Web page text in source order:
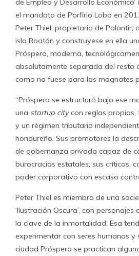
de Empleo y Desarrollo Económico’
el mandato de Porfirio Lobo en
Peter Thiel, propietario de Palantir,
isla Roatán y construyese en ella
Próspera, moderna,
absolutamente separada del resto
como no fuese para los magnates
“Próspera se estructuró bajo ese
una startup citycon reglas propias,
y un régimen tributario
hondureño. Sus promotores la
de gobernanza privada capaz de
burocracias estatales; sus críticos,
poder corporativo con escaso
Peter Thiel es miembro de una
‘Ilustración Oscura’, con
la clave de la inmortalidad. Esa
experimentar con seres humanos y
ciudad Próspera se practican